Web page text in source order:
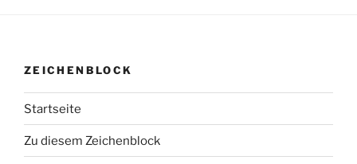
ZEICHENBLOCK
Startseite
Zu diesem Zeichenblock